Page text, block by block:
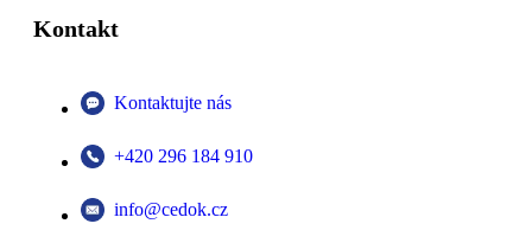
Kontakt
Kontaktujte nás
+420 296 184 910
info@cedok.cz